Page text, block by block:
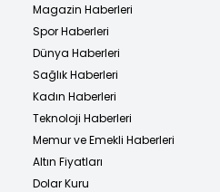
Magazin Haberleri
Spor Haberleri
Dünya Haberleri
Sağlık Haberleri
Kadın Haberleri
Teknoloji Haberleri
Memur ve Emekli Haberleri
Altın Fiyatları
Dolar Kuru